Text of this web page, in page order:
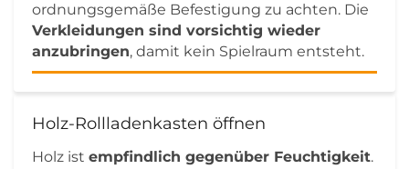
ordnungsgemäße Befestigung zu achten. Die
Verkleidungen sind vorsichtig wieder
anzubringen, damit kein Spielraum entsteht.
Holz-Rollladenkasten öffnen
Holz ist empfindlich gegenüber Feuchtigkeit.